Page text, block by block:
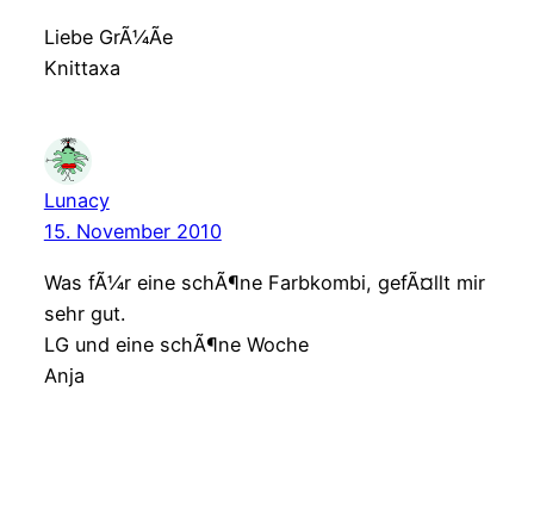
Liebe GrÃ¼Ãe
Knittaxa
Lunacy
15. November 2010
Was fÃ¼r eine schÃ¶ne Farbkombi, gefÃ¤llt mir
sehr gut.
LG und eine schÃ¶ne Woche
Anja